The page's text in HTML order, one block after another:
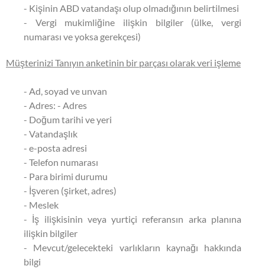
- Kişinin ABD vatandaşı olup olmadığının belirtilmesi
- Vergi mukimliğine ilişkin bilgiler (ülke, vergi
numarası ve yoksa gerekçesi)
Müşterinizi Tanıyın anketinin bir parçası olarak veri işleme
- Ad, soyad ve unvan
- Adres: - Adres
- Doğum tarihi ve yeri
- Vatandaşlık
- e-posta adresi
- Telefon numarası
- Para birimi durumu
- İşveren (şirket, adres)
- Meslek
- İş ilişkisinin veya yurtiçi referansın arka planına
ilişkin bilgiler
- Mevcut/gelecekteki varlıkların kaynağı hakkında
bilgi